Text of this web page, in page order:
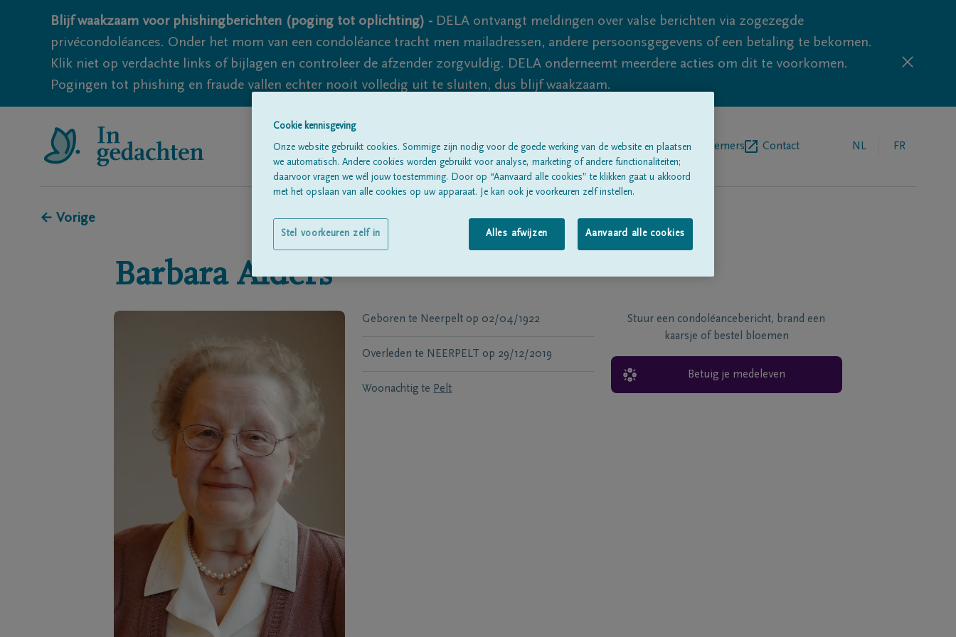
Blijf waakzaam voor phishingberichten (poging tot oplichting) - DELA ontvangt meldingen over valse berichten via zogezegde
privécondoléances. Onder het mom van een condoléance tracht men mailadressen, andere persoonsgegevens of een betaling te bekomen.
Klik niet op verdachte links of bijlagen en controleer de afzender zorgvuldig. DELA onderneemt meerdere acties om dit te voorkomen.
Pogingen tot phishing en fraude vallen echter nooit volledig uit te sluiten, dus blijf waakzaam.
Alle rouwberichtenOver onsBegrafenisondernemers Contact NL FR
← Vorige
Barbara Alders
Geboren te Neerpelt op 02/04/1922
Overleden te NEERPELT op 29/12/2019
Woonachtig te Pelt
Stuur een condoléancebericht, brand een
kaarsje of bestel bloemen
Betuig je medeleven
Cookie kennisgeving
Onze website gebruikt cookies. Sommige zijn nodig voor de goede werking van de website en plaatsen
we automatisch. Andere cookies worden gebruikt voor analyse, marketing of andere functionaliteiten;
daarvoor vragen we wél jouw toestemming. Door op “Aanvaard alle cookies” te klikken gaat u akkoord
met het opslaan van alle cookies op uw apparaat. Je kan ook je voorkeuren zelf instellen.
Alles afwijzen Aanvaard alle cookies
Stel voorkeuren zelf in